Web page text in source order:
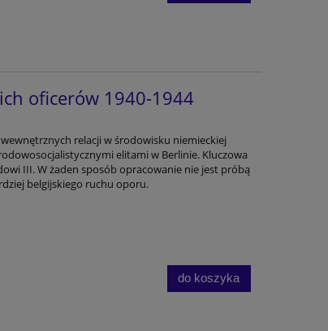
oficerów 1940-1944
relacji w środowisku niemieckiej
elitami w Berlinie. Kluczowa
III. W żaden sposób opracowanie nie jest próbą
belgijskiego ruchu oporu.
do koszyka